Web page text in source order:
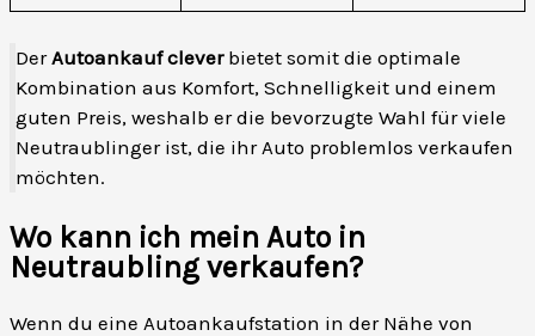
DerAutoankauf cleverbietet somit die optimale
Kombination aus Komfort, Schnelligkeit und einem
guten Preis, weshalb er die bevorzugte Wahl für viele
Neutraublinger ist, die ihr Auto problemlos verkaufen
möchten.
Wo kann ich mein Auto in
Neutraubling verkaufen?
Wenn du eine Autoankaufstation in der Nähe von